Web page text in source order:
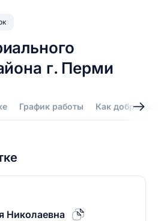
г. Перми
График работы Как добраться
Николаевна